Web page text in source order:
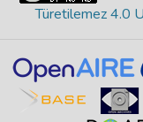
Türetilemez 4.0